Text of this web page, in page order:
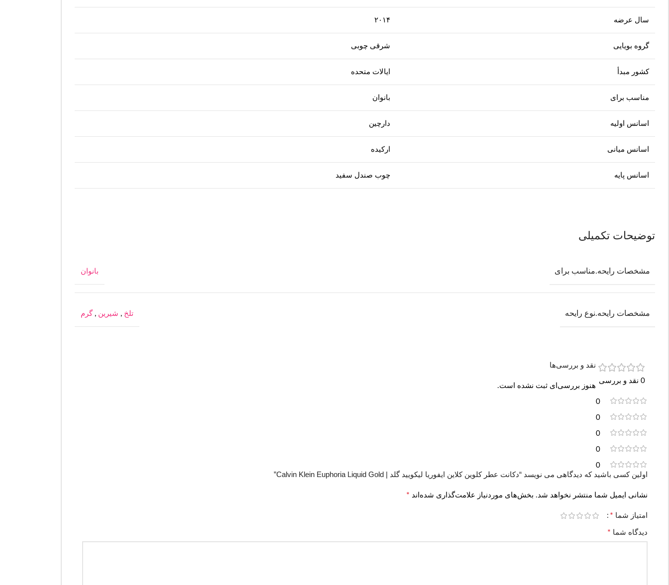
سال عرضه ۲۰۱۴
گروه بویایی شرقی چوبی
کشور مبدأ ایالات متحده
مناسب برای بانوان
اسانس اولیه دارچین
اسانس میانی ارکیده
اسانس پایه چوب صندل سفید
توضیحات تکمیلی
مشخصات رایحه.مناسب برای بانوان
مشخصات رایحه.نوع رایحه تلخ , شیرین , گرم
0 نقد و بررسی
0
0
0
0
0
نقد و بررسی‌ها
هنوز بررسی‌ای ثبت نشده است.
اولین کسی باشید که دیدگاهی می نویسد “دکانت عطر کلوین کلاین ایفوریا لیکویید گلد | Calvin Klein Euphoria Liquid Gold”
نشانی ایمیل شما منتشر نخواهد شد. بخش‌های موردنیاز علامت‌گذاری شده‌اند *
امتیاز شما *
دیدگاه شما *